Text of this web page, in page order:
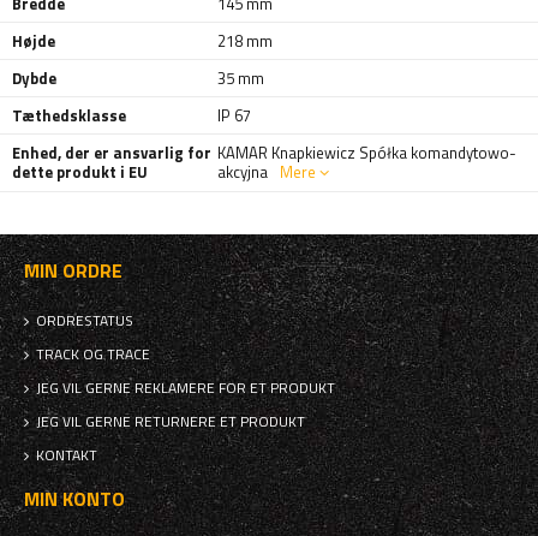
Højde
218 mm
Dybde
35 mm
Tæthedsklasse
IP 67
Enhed, der er ansvarlig for
dette produkt i EU
KAMAR Knapkiewicz Spółka komandytowo-
akcyjna Mere
MIN ORDRE
ORDRESTATUS
TRACK OG TRACE
JEG VIL GERNE REKLAMERE FOR ET PRODUKT
JEG VIL GERNE RETURNERE ET PRODUKT
KONTAKT
MIN KONTO